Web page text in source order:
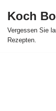
Skip
to
Koch
Vergessen Sie
Rezepten.